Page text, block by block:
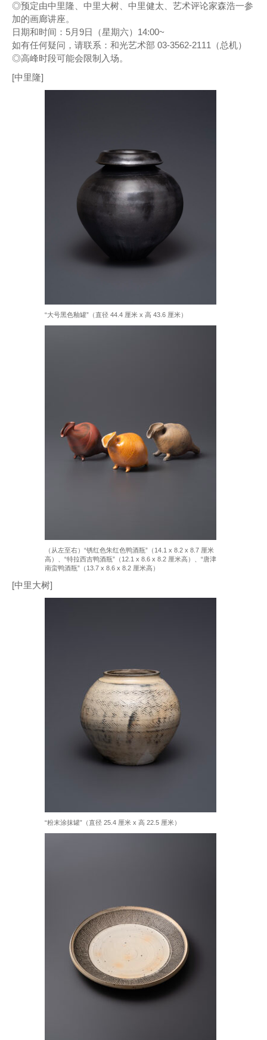
◎预定由中里隆、中里大树、中里健太、艺术评论家森浩一参
加的画廊讲座。
日期和时间：5月9日（星期六）14:00~
如有任何疑问，请联系：和光艺术部 03-3562-2111（总机）
◎高峰时段可能会限制入场。
[中里隆]
“大号黑色釉罐”（直径 44.4 厘米 x 高 43.6 厘米）
（从左至右）“锈红色朱红色鸭酒瓶”（14.1 x 8.2 x 8.7 厘米
高）、“特拉西吉鸭酒瓶”（12.1 x 8.6 x 8.2 厘米高）、“唐津
南蛮鸭酒瓶”（13.7 x 8.6 x 8.2 厘米高）
[中里大树]
“粉末涂抹罐”（直径 25.4 厘米 x 高 22.5 厘米）